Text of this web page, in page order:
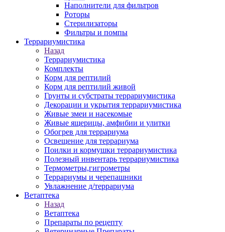
Наполнители для фильтров
Роторы
Стерилизаторы
Фильтры и помпы
Террариумистика
Назад
Террариумистика
Комплекты
Корм для рептилий
Корм для рептилий живой
Грунты и субстраты террариумистика
Декорации и укрытия террариумистика
Живые змеи и насекомые
Живые ящерицы, амфибии и улитки
Обогрев для террариума
Освещение для террариума
Поилки и кормушки террариумистика
Полезный инвентарь террариумистика
Термометры,гигрометры
Террариумы и черепашники
Увлажнение д/террариума
Ветаптека
Назад
Ветаптека
Препараты по рецепту